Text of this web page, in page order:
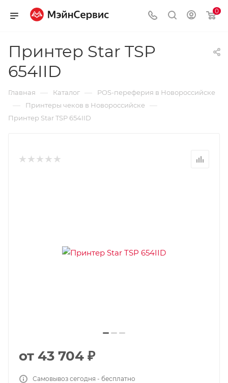
0
Принтер Star TSP
654IID
Главная — Каталог — POS-переферия в Новороссийске
— Принтеры чеков в Новороссийске —
Принтер Star TSP 654IID
от 43 704 ₽
Самовывоз сегодня - бесплатно